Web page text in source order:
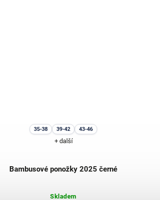
35-38 39-42 43-46
+ další
Bambusové ponožky 2025 černé
Skladem